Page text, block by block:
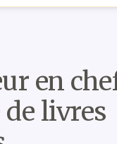
en
livres